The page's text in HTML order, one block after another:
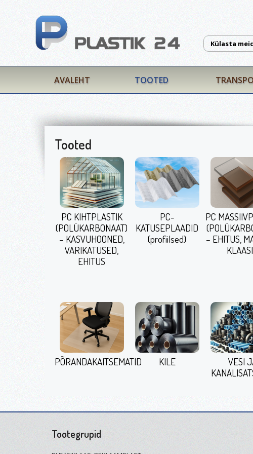
Külasta
AVALEHT TOOTED
Tooted
PC KIHTPLASTIK
(POLÜKARBONAAT)
– KASVUHOONED,
VARIKATUSED,
EHITUS
PC-
KATUSEPLAADID
(profiilsed)
PC
– EHITUS,
PÕRANDAKAITSEMATID KILE
VESI
Tootegrupid